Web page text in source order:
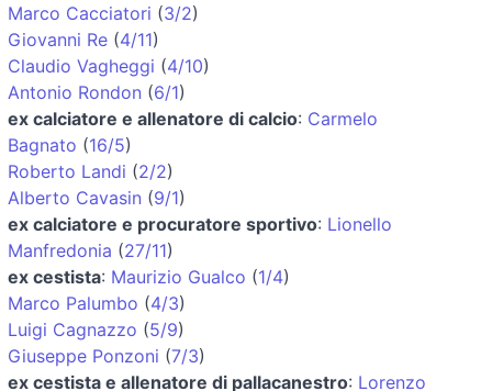
Marco Cacciatori (3/2)
Giovanni Re (4/11)
Claudio Vagheggi (4/10)
Antonio Rondon (6/1)
ex calciatore e allenatore di calcio: Carmelo
Bagnato (16/5)
Roberto Landi (2/2)
Alberto Cavasin (9/1)
ex calciatore e procuratore sportivo: Lionello
Manfredonia (27/11)
ex cestista: Maurizio Gualco (1/4)
Marco Palumbo (4/3)
Luigi Cagnazzo (5/9)
Giuseppe Ponzoni (7/3)
ex cestista e allenatore di pallacanestro: Lorenzo